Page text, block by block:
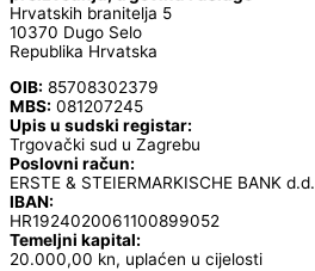
Hrvatskih branitelja 5
10370 Dugo Selo
Republika Hrvatska
OIB: 85708302379
MBS: 081207245
Upis u sudski registar:
Trgovački sud u Zagrebu
Poslovni račun:
ERSTE & STEIERMARKISCHE BANK d.d.
IBAN:
HR1924020061100899052
Temeljni kapital:
20.000,00 kn, uplaćen u cijelosti